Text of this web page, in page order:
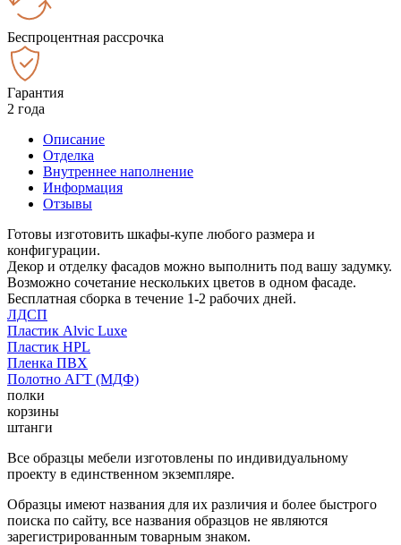
Беспроцентная рассрочка
Гарантия
2 года
Описание
Отделка
Внутреннее наполнение
Информация
Отзывы
Готовы изготовить шкафы-купе любого размера и
конфигурации.
Декор и отделку фасадов можно выполнить под вашу задумку.
Возможно сочетание нескольких цветов в одном фасаде.
Бесплатная сборка в течение 1-2 рабочих дней.
ЛДСП
Пластик Alvic Luxe
Пластик HPL
Пленка ПВХ
Полотно АГТ (МДФ)
полки
корзины
штанги
Все образцы мебели изготовлены по индивидуальному
проекту в единственном экземпляре.
Образцы имеют названия для их различия и более быстрого
поиска по сайту, все названия образцов не являются
зарегистрированным товарным знаком.